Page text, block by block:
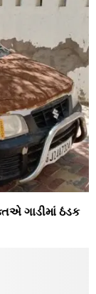
ગાડીમાં ઠંડક